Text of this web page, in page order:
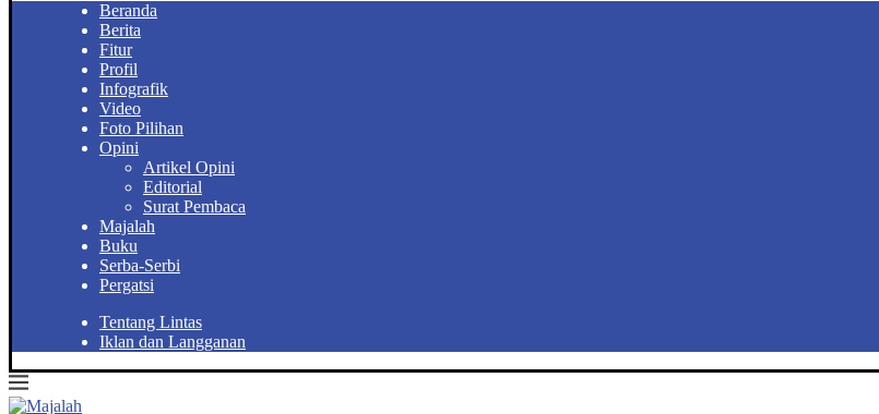
Beranda
Berita
Fitur
Profil
Infografik
Video
Foto Pilihan
Opini
Artikel Opini
Editorial
Surat Pembaca
Majalah
Buku
Serba-Serbi
Pergatsi
Tentang Lintas
Iklan dan Langganan